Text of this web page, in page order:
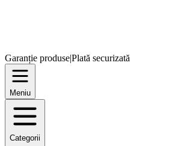
Garanție produse|Plată securizată
Meniu
Categorii